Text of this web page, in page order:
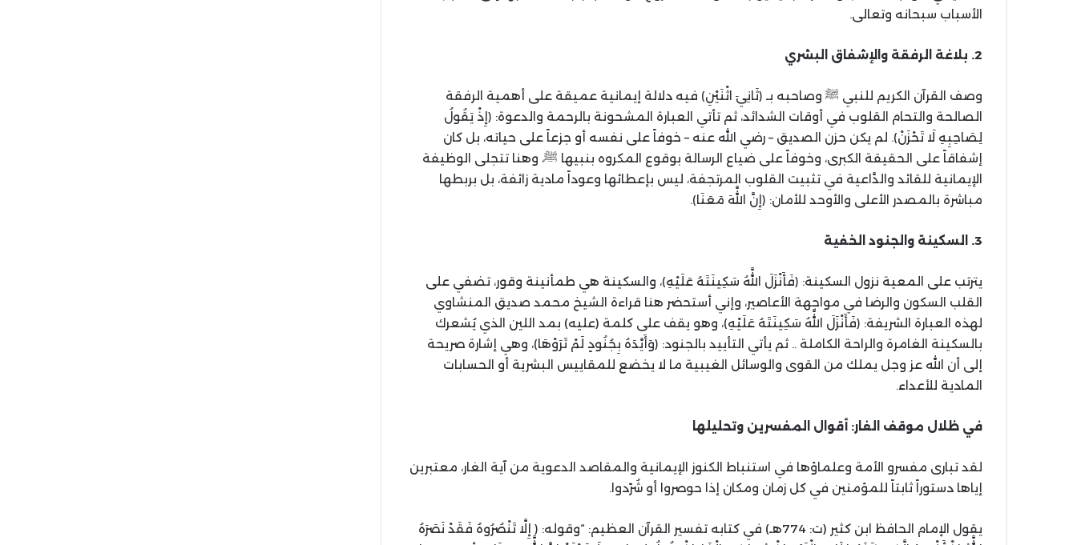
الأسباب سبحانه وتعالى.
2. بلاغة الرفقة والإشفاق البشري
وصف القرآن الكريم للنبي ﷺ وصاحبه بـ ﴿ثَانِيَ اثْنَيْنِ﴾ فيه دلالة إيمانية عميقة على أهمية الرفقة
الصالحة والتحام القلوب في أوقات الشدائد، ثم تأتي العبارة المشحونة بالرحمة والدعوة: ﴿إِذْ يَقُولُ
لِصَاحِبِهِ لَا تَحْزَنْ﴾. لم يكن حزن الصديق – رضي الله عنه – خوفاً على نفسه أو جزعاً على حياته، بل كان
إشفاقاً على الحقيقة الكبرى، وخوفاً على ضياع الرسالة بوقوع المكروه بنبيها ﷺ، وهنا تتجلى الوظيفة
الإيمانية للقائد والدَّاعية في تثبيت القلوب المرتجفة، ليس بإعطائها وعوداً مادية زائفة، بل بربطها
مباشرة بالمصدر الأعلى والأوحد للأمان: ﴿إِنَّ اللَّهَ مَعَنَا﴾.
3. السكينة والجنود الخفية
يترتب على المعية نزول السكينة: ﴿فَأَنْزَلَ اللَّهُ سَكِينَتَهُ عَلَيْهِ﴾، والسكينة هي طمأنينة وقور، تضفي على
القلب السكون والرضا في مواجهة الأعاصير، وإني أستحضر هنا قراءة الشيخ محمد صديق المنشاوي
لهذه العبارة الشريفة: ﴿فَأَنْزَلَ اللَّهُ سَكِينَتَهُ عَلَيْهِ﴾، وهو يقف على كلمة (عليه) بمد اللين الذي يُشعرك
بالسكينة الغامرة والراحة الكاملة .. ثم يأتي التأييد بالجنود: ﴿وَأَيَّدَهُ بِجُنُودٍ لَمْ تَرَوْهَا﴾، وهي إشارة صريحة
إلى أن الله عز وجل يملك من القوى والوسائل الغيبية ما لا يخضع للمقاييس البشرية أو الحسابات
المادية للأعداء.
في ظلال موقف الغار: أقوال المفسرين وتحليلها
لقد تبارى مفسرو الأمة وعلماؤها في استنباط الكنوز الإيمانية والمقاصد الدعوية من آية الغار، معتبرين
إياها دستوراً ثابتاً للمؤمنين في كل زمان ومكان إذا حوصروا أو شُرّدوا.
يقول الإمام الحافظ ابن كثير (ت: 774 هـ) في كتابه تفسير القرآن العظيم: “وقوله: ﴿ إِلَّا تَنْصُرُوهُ فَقَدْ نَصَرَهُ